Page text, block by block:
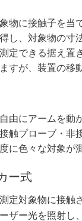
物に接触子を当
し、対象物の寸
定できる据え置
すが、装置の移
由にアームを動
触プローブ・非
に色々な対象が
ー式
定対象物に接触
ザー光を照射し